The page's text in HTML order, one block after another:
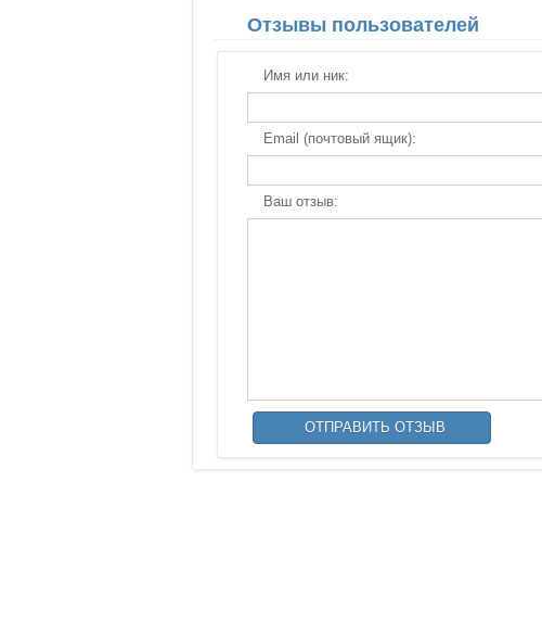
Отзывы пользователей
Имя или ник:
Email (почтовый ящик):
Ваш отзыв: